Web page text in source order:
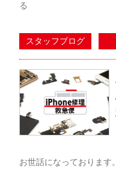
る
スタッフブログ
お世話になっております